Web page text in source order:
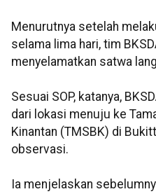
Menurutnya setelah
selama lima hari, tim
menyelamatkan satwa
Sesuai SOP, katanya,
dari lokasi menuju ke
Kinantan (TMSBK) di
observasi.
Ia menjelaskan